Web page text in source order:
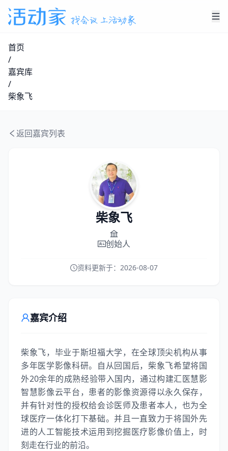
首页
/
嘉宾库
/
柴象飞
返回嘉宾列表
柴象飞
创始人
资料更新于： 2026-08-07
嘉宾介绍
柴象飞，毕业于斯坦福大学，在全球顶尖机构从事
多年医学影像科研。自从回国后，柴象飞希望将国
外20余年的成熟经验带入国内，通过构建汇医慧影
智慧影像云平台，患者的影像资源得以永久保存，
并有针对性的授权给会诊医师及患者本人，也为全
球医疗一体化打下基础。并且一直致力于将国外先
进的人工智能技术运用到挖掘医疗影像价值上，时
刻走在行业的前沿。